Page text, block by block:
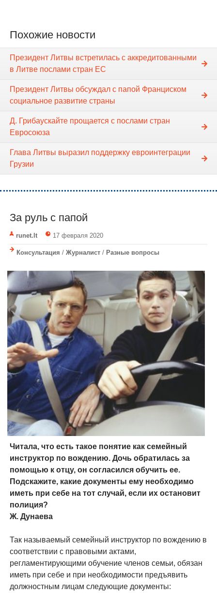
Похожие новости
Президент Литвы встретилась с аккредитованными
в Литве послами стран ЕС
Президент Литвы обсуждал с папой Франциском
социальное развитие страны
Д. Грибаускайте прощается с послами стран
Евросоюза
Глава Литвы выразил поддержку евроинтеграции
Грузии
За руль с папой
runet.lt 17 февраля 2020
Консультация / Журналист / Разные вопросы
Читала, что есть такое понятие как семейный
инструктор по вождению. Дочь обратилась за
помощью к отцу, он согласился обучить ее.
Подскажите, какие документы ему необходимо
иметь при себе на тот случай, если их остановит
полиция?
Ж. Дунаева
Так называемый семейный инструктор по вождению в
соответствии с правовыми актами,
регламентирующими обучение членов семьи, обязан
иметь при себе и при необходимости предъявить
должностным лицам следующие документы: